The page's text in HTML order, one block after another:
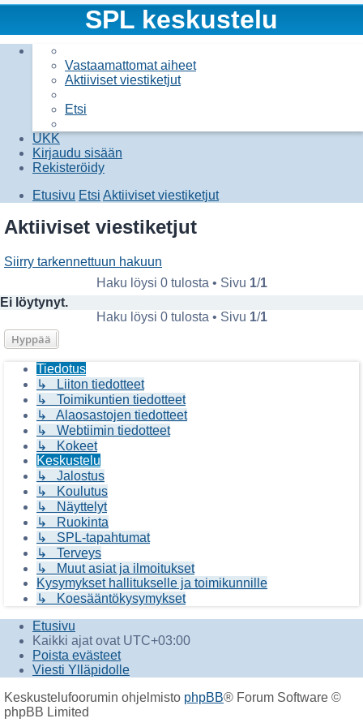
SPL keskustelu
Vastaamattomat aiheet
Aktiiviset viestiketjut
Etsi
UKK
Kirjaudu sisään
Rekisteröidy
Etusivu Etsi Aktiiviset viestiketjut
Aktiiviset viestiketjut
Siirry tarkennettuun hakuun
Haku löysi 0 tulosta • Sivu 1/1
Ei löytynyt.
Haku löysi 0 tulosta • Sivu 1/1
Hyppää
Tiedotus
↳ Liiton tiedotteet
↳ Toimikuntien tiedotteet
↳ Alaosastojen tiedotteet
↳ Webtiimin tiedotteet
↳ Kokeet
Keskustelu
↳ Jalostus
↳ Koulutus
↳ Näyttelyt
↳ Ruokinta
↳ SPL-tapahtumat
↳ Terveys
↳ Muut asiat ja ilmoitukset
Kysymykset hallitukselle ja toimikunnille
↳ Koesääntökysymykset
Etusivu
Kaikki ajat ovat UTC+03:00
Poista evästeet
Viesti Ylläpidolle
Keskustelufoorumin ohjelmisto phpBB® Forum Software ©
phpBB Limited